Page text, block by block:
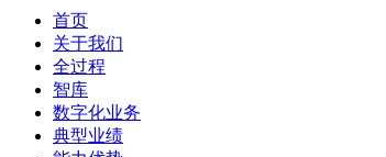
首页
关于我们
全过程
智库
数字化业务
典型业绩